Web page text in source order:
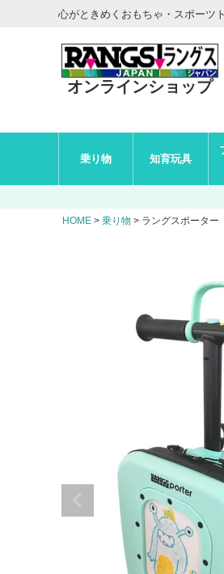
心がときめくおもちゃ・スポーツ
オンラインショップ
ル
ビ
乗り物 知育玩具
HOME 乗り物 ラングスポーター